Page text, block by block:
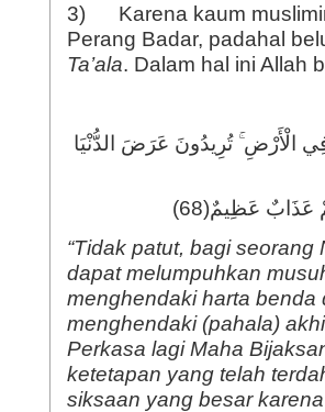
3) Karena kaum
Perang Badar, padahal
Ta’ala. Dalam hal ini Allah
الْأَرْضِ ۚ تُرِيدُونَ عَرَضَ الدُّنْيَا
عَظِيمٌ(68)
“Tidak patut, bagi seorang
dapat melumpuhkan
menghendaki harta
menghendaki (pahala)
Perkasa lagi Maha
ketetapan yang telah
siksaan yang besar